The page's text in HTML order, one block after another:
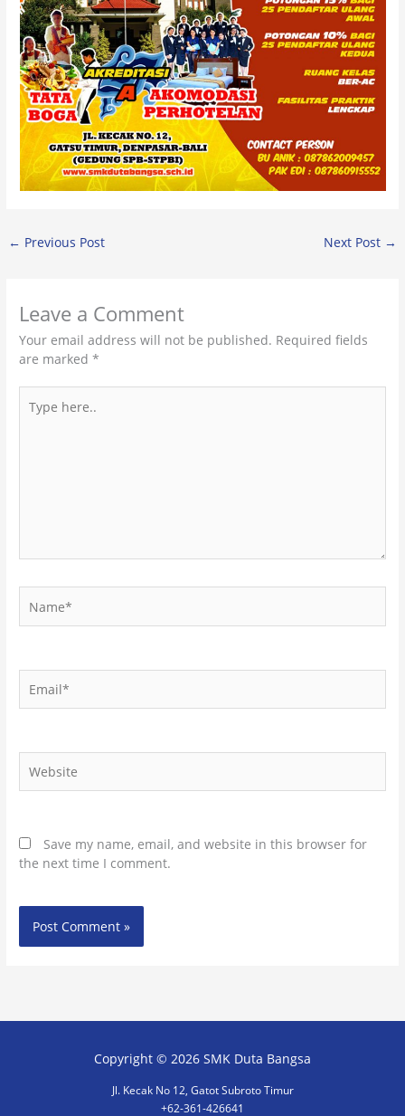
← Previous Post Next Post →
Leave a Comment
Your email address will not be published. Required fields
are marked*
here..
Save my name, email, and website in this browser for
the next time I comment.
Copyright © 2026 SMK Duta Bangsa
Jl. Kecak No 12, Gatot Subroto Timur
+62-361-426641